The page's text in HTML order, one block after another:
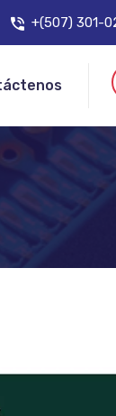
+(507) 301-